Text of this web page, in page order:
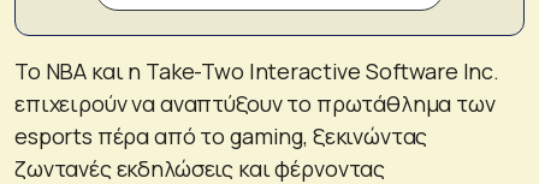
Το NBA και η Take-Two Interactive Software Inc.
επιχειρούν να αναπτύξουν το πρωτάθλημα των
esports πέρα ​​από το gaming, ξεκινώντας
ζωντανές εκδηλώσεις και φέρνοντας